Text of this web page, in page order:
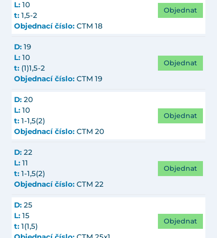
L: 10
t: 1,5-2
Objednací číslo: CTM 18
Objednat
D: 19
L: 10
t: (1)1,5-2
Objednací číslo: CTM 19
Objednat
D: 20
L: 10
t: 1-1,5(2)
Objednací číslo: CTM 20
Objednat
D: 22
L: 11
t: 1-1,5(2)
Objednací číslo: CTM 22
Objednat
D: 25
L: 15
t: 1(1,5)
Objednat